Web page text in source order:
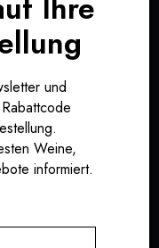
- FRANKREICH
und
Weine,
informiert.